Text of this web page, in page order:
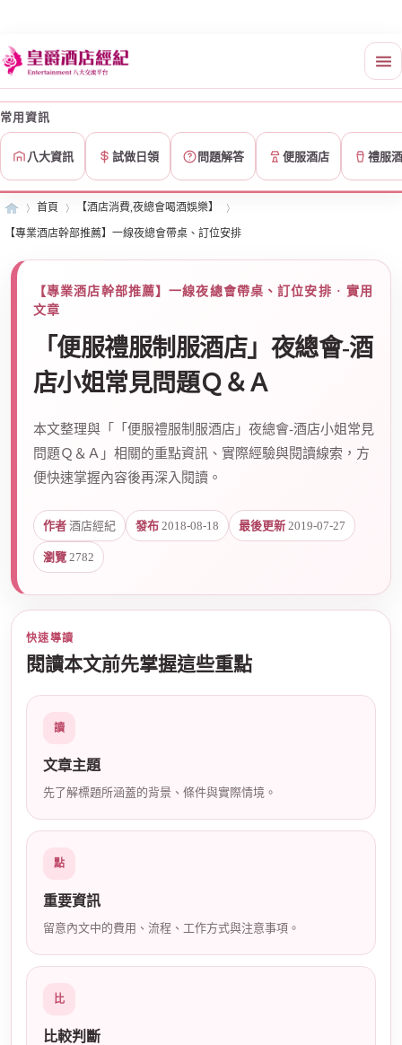
常用資訊
八大資訊 試做日領 問題解答 便服酒店 禮服
首頁
›
【酒店消費,夜總會喝酒娛樂】
›
【專業酒店幹部推薦】一線夜總會帶桌、訂位安排
【專業酒店幹部推薦】一線夜總會帶桌、訂位安排 · 實用
文章
「便服禮服制服酒店」夜總會-酒
店小姐常見問題Ｑ＆Ａ
本文整理與「「便服禮服制服酒店」夜總會-酒店小姐常見
問題Ｑ＆Ａ」相關的重點資訊、實際經驗與閱讀線索，方
便快速掌握內容後再深入閱讀。
作者 酒店經紀 發布 2018-08-18 最後更新 2019-07-27
瀏覽 2782
快速導讀
閱讀本文前先掌握這些重點
讀
文章主題
先了解標題所涵蓋的背景、條件與實際情境。
點
重要資訊
留意內文中的費用、流程、工作方式與注意事項。
比
比較判斷